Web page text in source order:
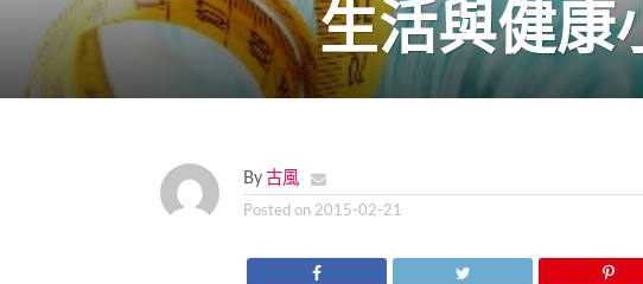
生活與健康
By 古風
Posted on 2015-02-21